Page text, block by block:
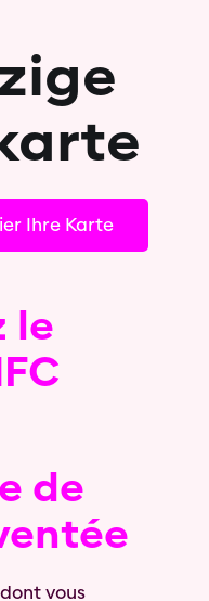
Ihre Karte
le
de
vous